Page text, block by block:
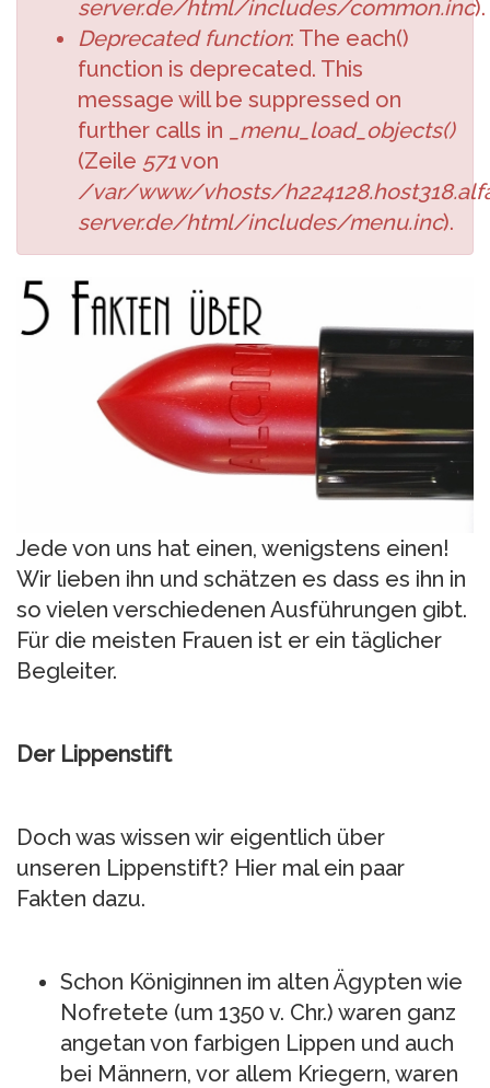
server.de/html/includes/common.inc).
Deprecated function: The each()
function is deprecated. This
message will be suppressed on
further calls in
_menu_load_objects()
(Zeile 571von
/var/www/vhosts/
server.de/html/includes/menu.inc).
Jede von uns hat einen, wenigstens einen!
Wir lieben ihn und schätzen es dass es ihn in
so vielen verschiedenen Ausführungen gibt.
Für die meisten Frauen ist er ein täglicher
Begleiter.
Der Lippenstift
Doch was wissen wir eigentlich über
unseren Lippenstift? Hier mal ein paar
Fakten dazu.
Schon Königinnen im alten Ägypten wie
Nofretete (um 1350 v. Chr.) waren ganz
angetan von farbigen Lippen und auch
bei Männern, vor allem Kriegern, waren